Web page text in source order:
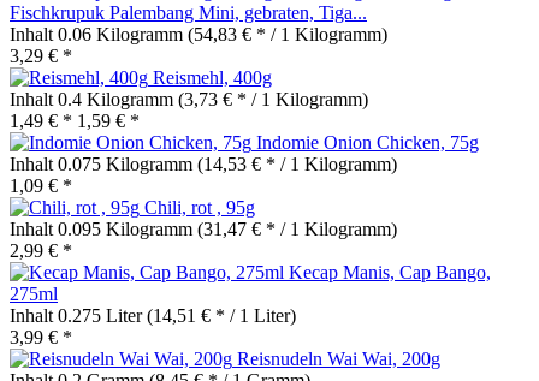
Fischkrupuk Palembang Mini, gebraten, Tiga...
Inhalt 0.06 Kilogramm (54,83 € * / 1 Kilogramm)
3,29 € *
Reismehl, 400g
Inhalt 0.4 Kilogramm (3,73 € * / 1 Kilogramm)
1,49 € * 1,59 € *
Indomie Onion Chicken, 75g
Inhalt 0.075 Kilogramm (14,53 € * / 1 Kilogramm)
1,09 € *
Chili, rot , 95g
Inhalt 0.095 Kilogramm (31,47 € * / 1 Kilogramm)
2,99 € *
Kecap Manis, Cap Bango,
275ml
Inhalt 0.275 Liter(14,51 € * / 1 Liter)
3,99 € *
Reisnudeln Wai Wai, 200g